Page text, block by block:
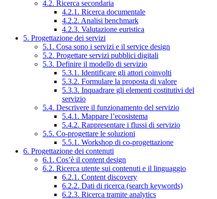
4.2. Ricerca secondaria
4.2.1. Ricerca documentale
4.2.2. Analisi benchmark
4.2.3. Valutazione euristica
5. Progettazione dei servizi
5.1. Cosa sono i servizi e il service design
5.2. Progettare servizi pubblici digitali
5.3. Definire il modello di servizio
5.3.1. Identificare gli attori coinvolti
5.3.2. Formulare la proposta di valore
5.3.3. Inquadrare gli elementi costitutivi del
servizio
5.4. Descrivere il funzionamento del servizio
5.4.1. Mappare l’ecosistema
5.4.2. Rappresentare i flussi di servizio
5.5. Co-progettare le soluzioni
5.5.1. Workshop di co-progettazione
6. Progettazione dei contenuti
6.1. Cos’è il content design
6.2. Ricerca utente sui contenuti e il linguaggio
6.2.1. Content discovery
6.2.2. Dati di ricerca (search keywords)
6.2.3. Ricerca tramite analytics